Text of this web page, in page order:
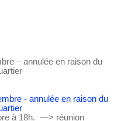
– annulée en raison du
à 18h. —> réunion